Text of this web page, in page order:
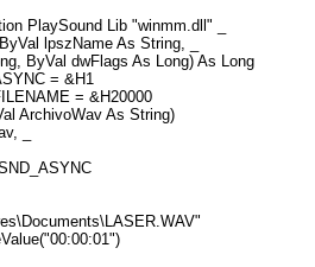
PlaySound Lib "winmm.dll" _
lpszName As String, _
ByVal dwFlags As Long) As Long
= &H1
= &H20000
ArchivoWav As String)
_